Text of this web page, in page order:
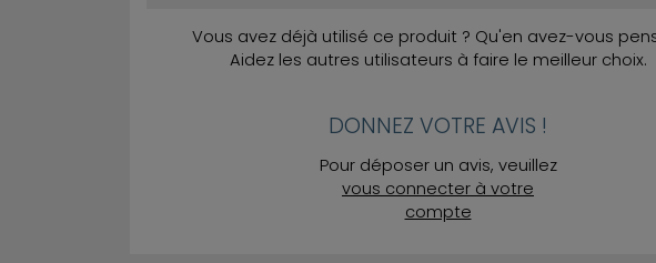
Vous avez déjà utilisé ce produit ? Qu'en avez-vous
Aidez les autres utilisateurs à faire le meilleur choix.
DONNEZ VOTRE AVIS !
Pour déposer un avis, veuillez
vous connecter à votre
compte